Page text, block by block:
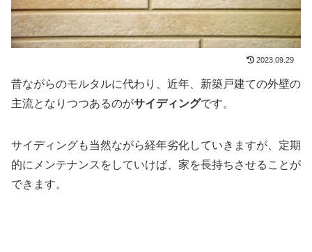
2023.09.29
昔ながらのモルタルに代わり、近年、新築戸建ての外壁の
主流となりつつあるのがサイディングです。
サイディングも当然ながら経年劣化していきますが、定期
的にメンテナンスをしていけば、家を長持ちさせることが
できます。